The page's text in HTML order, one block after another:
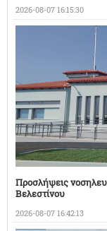
2026-08-07 16:15:30
Προσλήψεις
Βελεστίνου
2026-08-07 16:42:13